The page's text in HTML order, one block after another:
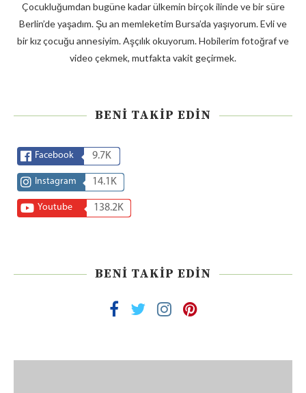
Çocukluğumdan bugüne kadar ülkemin birçok ilinde ve bir süre
Berlin’de yaşadım. Şu an memleketim Bursa’da yaşıyorum. Evli ve
bir kız çocuğu annesiyim. Aşçılık okuyorum. Hobilerim fotoğraf ve
video çekmek, mutfakta vakit geçirmek.
BENI TAKIP EDIN
Facebook 9.7K
Instagram 14.1K
Youtube 138.2K
BENI TAKIP EDIN